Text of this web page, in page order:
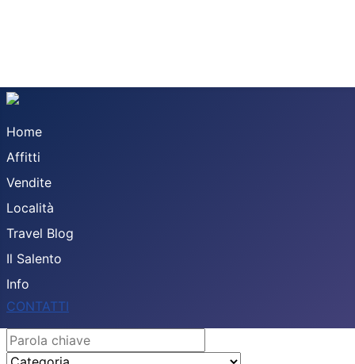
Home
Affitti
Vendite
Località
Travel Blog
Il Salento
Info
CONTATTI